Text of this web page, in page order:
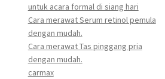
untuk acara formal di siang hari
Cara merawat Serum retinol pemula
dengan mudah.
Cara merawat Tas pinggang pria
dengan mudah.
carmax